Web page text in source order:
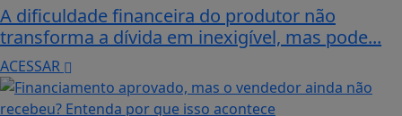
A dificuldade financeira do produtor não
transforma a dívida em inexigível, mas pode...
ACESSAR